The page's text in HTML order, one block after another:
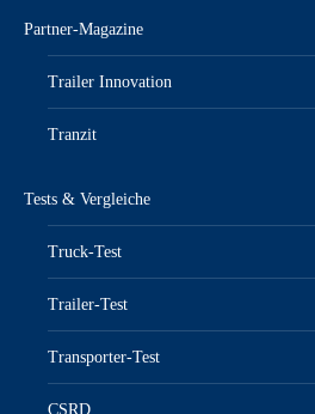
Partner-Magazine
Trailer Innovation
Tranzit
Tests & Vergleiche
Truck-Test
Trailer-Test
Transporter-Test
CSRD